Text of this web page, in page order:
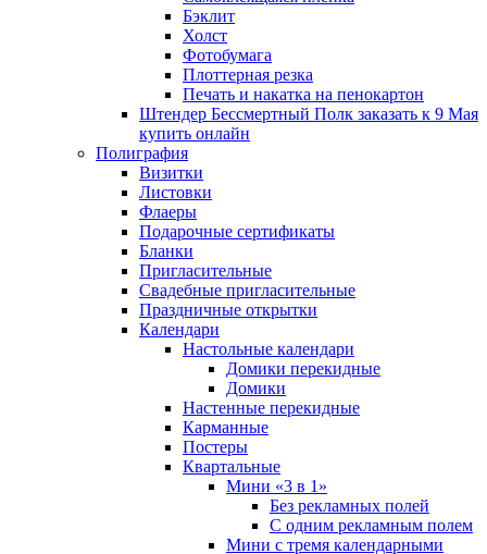
Бэклит
Холст
Фотобумага
Плоттерная резка
Печать и накатка на пенокартон
Штендер Бессмертный Полк заказать к 9 Мая
купить онлайн
Полиграфия
Визитки
Листовки
Флаеры
Подарочные сертификаты
Бланки
Пригласительные
Свадебные пригласительные
Праздничные открытки
Календари
Настольные календари
Домики перекидные
Домики
Настенные перекидные
Карманные
Постеры
Квартальные
Мини «3 в 1»
Без рекламных полей
С одним рекламным полем
Мини с тремя календарными